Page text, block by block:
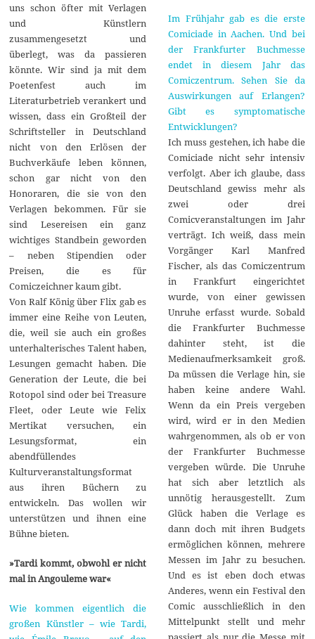
uns schon öfter mit Verlagen
und Künstlern
zusammengesetzt und
überlegt, was da passieren
könnte. Wir sind ja mit dem
Poetenfest auch im
Literaturbetrieb verankert und
wissen, dass ein Großteil der
Schriftsteller in Deutschland
nicht von den Erlösen der
Buchverkäufe leben können,
schon gar nicht von den
Honoraren, die sie von den
Verlagen bekommen. Für sie
sind Lesereisen ein ganz
wichtiges Standbein geworden
– neben Stipendien oder
Preisen, die es für
Comiczeichner kaum gibt.
Von Ralf König über Flix gab es
immer eine Reihe von Leuten,
die, weil sie auch ein großes
unterhalterisches Talent haben,
Lesungen gemacht haben. Die
Generation der Leute, die bei
Rotopol sind oder bei Treasure
Fleet, oder Leute wie Felix
Mertikat versuchen, ein
Lesungsformat, ein
abendfüllendes
Kulturveranstaltungsformat
aus ihren Büchern zu
entwickeln. Das wollen wir
unterstützen und ihnen eine
Bühne bieten.
»Tardi kommt, obwohl er nicht
mal in Angouleme war«
Wie kommen eigentlich die
großen Künstler – wie Tardi,
Im Frühjahr gab es die erste
Comiciade in Aachen. Und bei
der Frankfurter Buchmesse
endet in diesem Jahr das
Comiczentrum. Sehen Sie da
Auswirkungen auf Erlangen?
Gibt es symptomatische
Entwicklungen?
Ich muss gestehen, ich habe die
Comiciade nicht sehr intensiv
verfolgt. Aber ich glaube, dass
Deutschland gewiss mehr als
zwei oder drei
Comicveranstaltungen im Jahr
verträgt. Ich weiß, dass mein
Vorgänger Karl Manfred
Fischer, als das Comiczentrum
in Frankfurt eingerichtet
wurde, von einer gewissen
Unruhe erfasst wurde. Sobald
die Frankfurter Buchmesse
dahinter steht, ist die
Medienaufmerksamkeit groß.
Da müssen die Verlage hin, sie
haben keine andere Wahl.
Wenn da ein Preis vergeben
wird, wird er in den Medien
wahrgenommen, als ob er von
der Frankfurter Buchmesse
vergeben würde. Die Unruhe
hat sich aber letztlich als
unnötig herausgestellt. Zum
Glück haben die Verlage es
dann doch mit ihren Budgets
ermöglichen können, mehrere
Messen im Jahr zu besuchen.
Und es ist eben doch etwas
Anderes, wenn ein Festival den
Comic ausschließlich in den
Mittelpunkt stellt und mehr